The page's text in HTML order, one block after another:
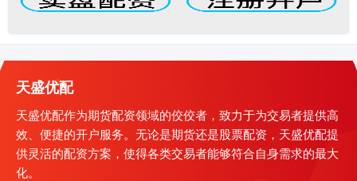
天盛优配
天盛优配作为期货配资领域的佼佼者，致力于为交易者提供高
效、便捷的开户服务。无论是期货还是股票配资，天盛优配提
供灵活的配资方案，使得各类交易者能够符合自身需求的最大
化。